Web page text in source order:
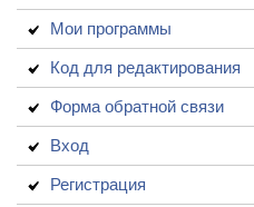
Мои программы
Код для редактирования
Форма обратной связи
Вход
Регистрация